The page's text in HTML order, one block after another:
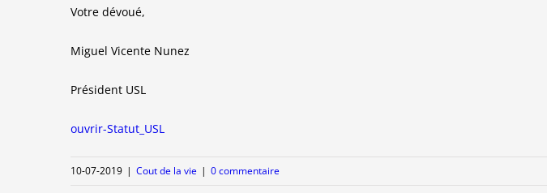
Votre dévoué,
Miguel Vicente Nunez
Président USL
ouvrir-Statut_USL
10-07-2019 | Cout de la vie | 0 commentaire